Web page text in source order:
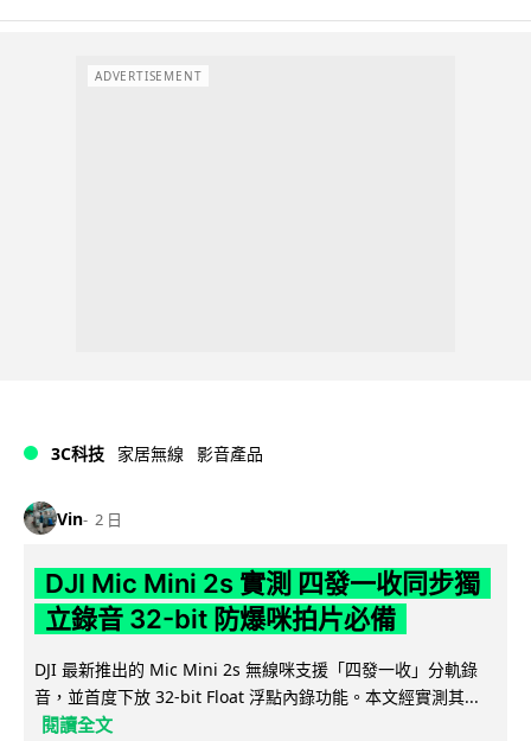
ADVERTISEMENT
3C科技 家居無線 影音產品
Vin 2 日
DJI Mic Mini 2s 實測 四發一收同步獨
立錄音 32-bit 防爆咪拍片必備
DJI 最新推出的 Mic Mini 2s 無線咪支援「四發一收」分軌錄
音，並首度下放 32-bit Float 浮點內錄功能。本文經實測其...
閱讀全文